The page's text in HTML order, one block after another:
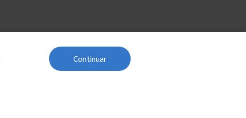
Próximo postContinuar